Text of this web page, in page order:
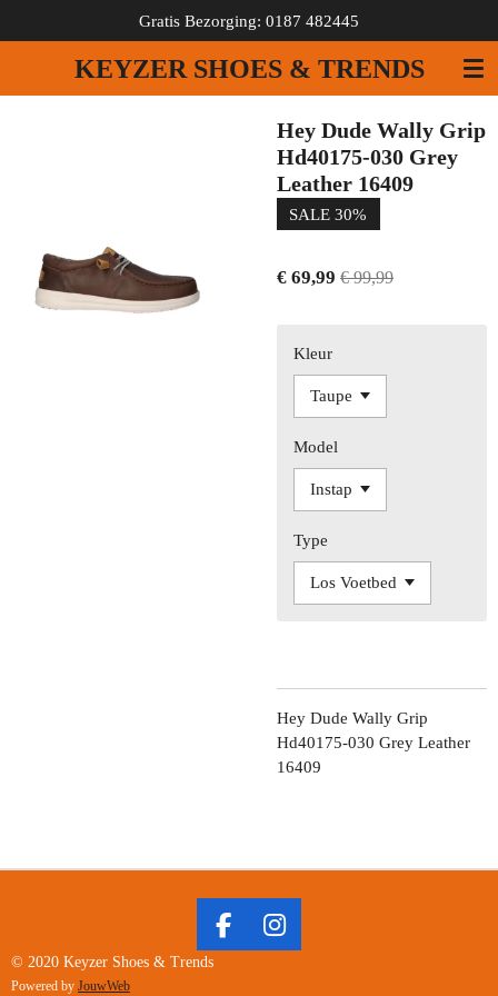
direct
de
KEYZER SHOES & TRENDS
Gratis Bezorging: 0187 482445
Hey Dude Wally Grip
Hd40175-030 Grey
Leather 16409
SALE 30%
€ 69,99 € 99,99
Kleur
Model
Type
Hey Dude Wally Grip
Hd40175-030 Grey Leather
16409
F
I
© 2020 Keyzer Shoes & Trends
Powered by JouwWeb